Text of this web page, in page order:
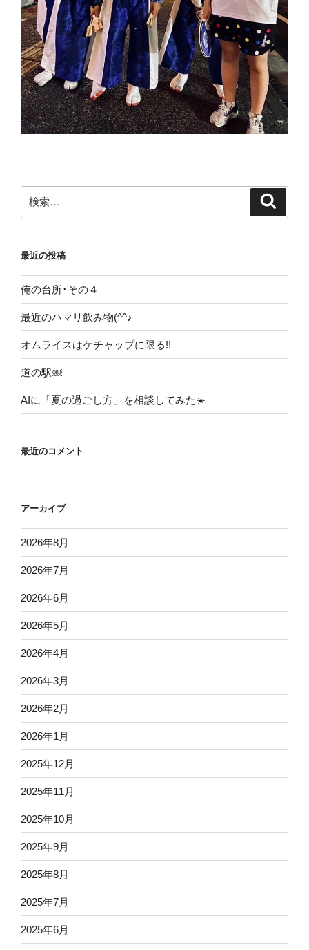
索:
最近の投稿
俺の台所･その４
最近のハマリ飲み物(^^♪
オムライスはケチャップに限る!!
道の駅￼
AIに「夏の過ごし方」を相談してみた☀️
最近のコメント
アーカイブ
2026年8月
2026年7月
2026年6月
2026年5月
2026年4月
2026年3月
2026年2月
2026年1月
2025年12月
2025年11月
2025年10月
2025年9月
2025年8月
2025年7月
2025年6月